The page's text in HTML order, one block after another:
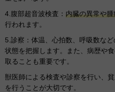
4.腹部超音波検査： 内臓の異常や腫
行われます。
5.診察：体温、心拍数、呼吸数な
状態を把握します。また、病歴や
取ることも重要です。
獣医師による検査や診察を行い、
を行うことが大切です。